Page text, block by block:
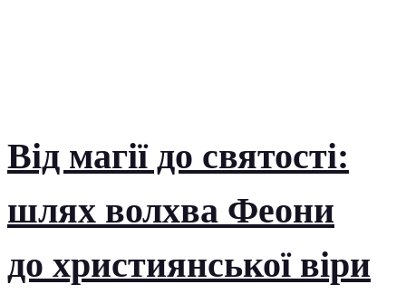
Від магії до святості:
шлях волхва Феони
до християнської віри